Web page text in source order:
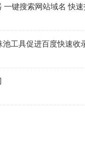
一键搜索网站域名 快
工具促进百度快速收